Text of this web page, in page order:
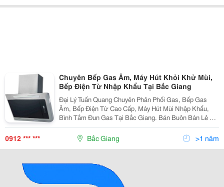
Chuyên Bếp Gas Âm, Máy Hút Khỏi Khử Mùi,
Bếp Điện Từ Nhập Khẩu Tại Bắc Giang
Đại Lý Tuấn Quang Chuyên Phân Phối Gas, Bếp Gas
Âm, Bếp Điện Từ Cao Cấp, Máy Hút Mùi Nhập Khẩu,
Bình Tắm Đun Gas Tại Bắc Giang. Bán Buôn Bán Lẻ Đồ
Gia Dụng Cao Cấp Mỹ - Ý - Nhật - Hàn Quốc... Uy Tín
Chất Lượng - An Toàn Tiết Kiệm Đc: 34 Xương Gian
0912 *** *** Bắc Giang >1 năm